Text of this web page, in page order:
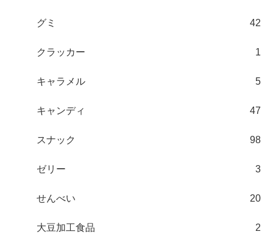
グミ 42
クラッカー 1
キャラメル 5
キャンディ 47
スナック 98
ゼリー 3
せんべい 20
大豆加工食品 2